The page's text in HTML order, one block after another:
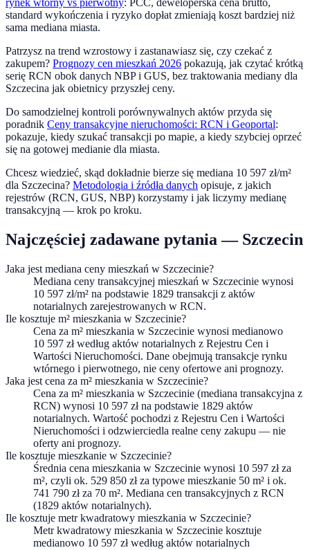
rynek wtórny vs pierwotny: PCC, deweloperska cena brutto,
standard wykończenia i ryzyko dopłat zmieniają koszt bardziej niż
sama mediana miasta.
Patrzysz na trend wzrostowy i zastanawiasz się, czy czekać z
zakupem? Prognozy cen mieszkań 2026 pokazują, jak czytać krótką
serię RCN obok danych NBP i GUS, bez traktowania mediany dla
Szczecina jak obietnicy przyszłej ceny.
Do samodzielnej kontroli porównywalnych aktów przyda się
poradnik Ceny transakcyjne nieruchomości: RCN i Geoportal:
pokazuje, kiedy szukać transakcji po mapie, a kiedy szybciej oprzeć
się na gotowej medianie dla miasta.
Chcesz wiedzieć, skąd dokładnie bierze się mediana 10 597 zł/m²
dla Szczecina? Metodologia i źródła danych opisuje, z jakich
rejestrów (RCN, GUS, NBP) korzystamy i jak liczymy medianę
transakcyjną — krok po kroku.
Najczęściej zadawane pytania — Szczecin
Jaka jest mediana ceny mieszkań w Szczecinie?
Mediana ceny transakcyjnej mieszkań w Szczecinie wynosi
10 597 zł/m² na podstawie 1829 transakcji z aktów
notarialnych zarejestrowanych w RCN.
Ile kosztuje m² mieszkania w Szczecinie?
Cena za m² mieszkania w Szczecinie wynosi medianowo
10 597 zł według aktów notarialnych z Rejestru Cen i
Wartości Nieruchomości. Dane obejmują transakcje rynku
wtórnego i pierwotnego, nie ceny ofertowe ani prognozy.
Jaka jest cena za m² mieszkania w Szczecinie?
Cena za m² mieszkania w Szczecinie (mediana transakcyjna z
RCN) wynosi 10 597 zł na podstawie 1829 aktów
notarialnych. Wartość pochodzi z Rejestru Cen i Wartości
Nieruchomości i odzwierciedla realne ceny zakupu — nie
oferty ani prognozy.
Ile kosztuje mieszkanie w Szczecinie?
Średnia cena mieszkania w Szczecinie wynosi 10 597 zł za
m², czyli ok. 529 850 zł za typowe mieszkanie 50 m² i ok.
741 790 zł za 70 m². Mediana cen transakcyjnych z RCN
(1829 aktów notarialnych).
Ile kosztuje metr kwadratowy mieszkania w Szczecinie?
Metr kwadratowy mieszkania w Szczecinie kosztuje
medianowo 10 597 zł według aktów notarialnych